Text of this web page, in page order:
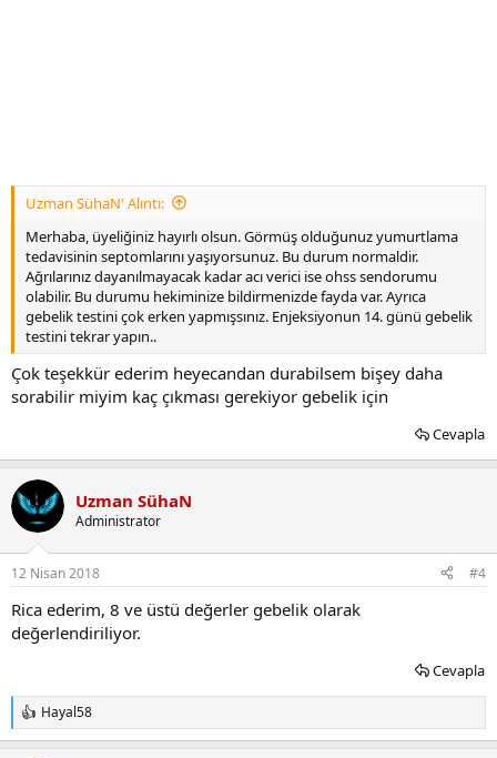
Uzman SühaN' Alıntı:
Merhaba, üyeliğiniz hayırlı olsun. Görmüş olduğunuz yumurtlama
tedavisinin septomlarını yaşıyorsunuz. Bu durum normaldir.
Ağrılarınız dayanılmayacak kadar acı verici ise ohss sendorumu
olabilir. Bu durumu hekiminize bildirmenizde fayda var. Ayrıca
gebelik testini çok erken yapmışsınız. Enjeksiyonun 14. günü gebelik
testini tekrar yapın..
Çok teşekkür ederim heyecandan durabilsem bişey daha
sorabilir miyim kaç çıkması gerekiyor gebelik için
Cevapla
Uzman SühaN
Administrator
12 Nisan 2018 #4
Rica ederim, 8 ve üstü değerler gebelik olarak
değerlendiriliyor.
Cevapla
T
e
Hayal58